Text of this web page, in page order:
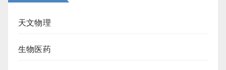
天文物理
生物医药